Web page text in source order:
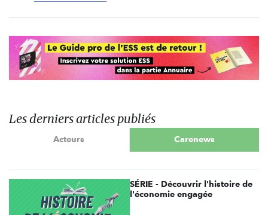
Les derniers articles publiés
Acteurs Carenews
SÉRIE - Découvrir l'histoire de
l'économie engagée